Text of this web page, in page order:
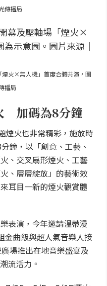
傳播局
煙火×無人機」首度合體共演，圖
播局
加碼為8分鐘
煙火也非常精彩，施放時
鐘，以「創意、工藝、
、交叉扇形煙火、工藝
、層層綻放」的藝術效
耳目一新的煙火觀賞體
表演，今年邀請溫蒂漫
曲級與超人氣音樂人接
場推出在地音樂盛宴及
流活力。